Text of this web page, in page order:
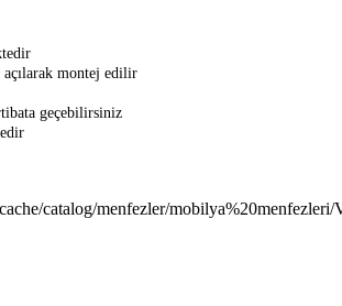
montej edilir
geçebilirsiniz
catalog/menfezler/